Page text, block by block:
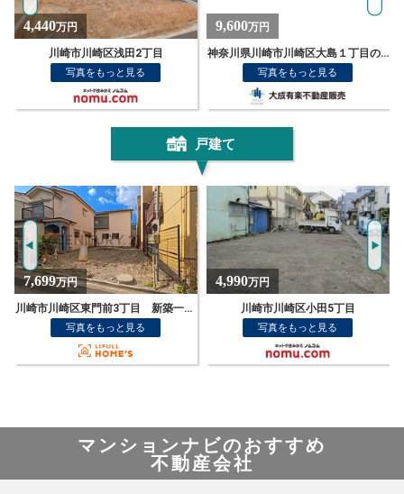
9,600万円
写真をもっと見る
5,810万円
川崎市川崎区富士見1
写真をもっと見る
戸建て
4,990万円
川崎市川崎区小田5丁目
写真をもっと見る
4,780万円
川崎市川崎区桜本1丁目
写真をもっと見る
マンションナビのおすすめ
不動産会社